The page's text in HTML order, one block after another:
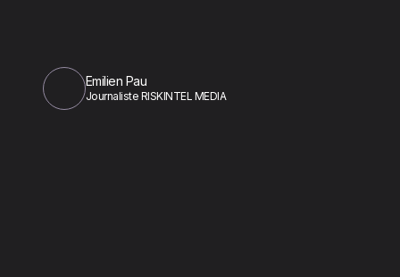
Emilien Pau
Journaliste RISKINTEL MEDIA